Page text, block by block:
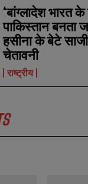
SUBMIT
SUBMIT
‘बांग्लादेश भारत
पाकिस्तान बनता
हसीना के बेटे
चेतावनी
राष्ट्रीय